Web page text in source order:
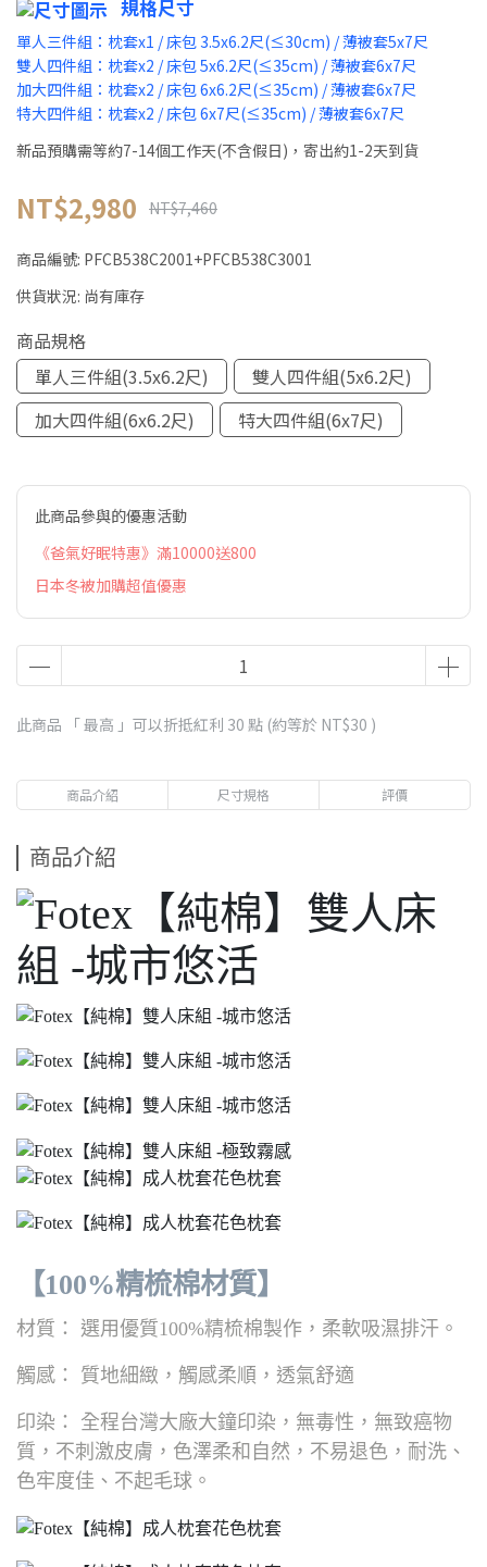
規格尺寸
單人三件組：枕套x1 / 床包 3.5x6.2尺(≤30cm) / 薄被套5x7尺
雙人四件組：枕套x2 / 床包 5x6.2尺(≤35cm) / 薄被套6x7尺
加大四件組：枕套x2 / 床包 6x6.2尺(≤35cm) / 薄被套6x7尺
特大四件組：枕套x2 / 床包 6x7尺(≤35cm) / 薄被套6x7尺
新品預購需等約7-14個工作天(不含假日)，寄出約1-2天到貨
NT$2,980 NT$7,460
商品編號: PFCB538C2001+PFCB538C3001
供貨狀況: 尚有庫存
商品規格
單人三件組(3.5x6.2尺)
雙人四件組(5x6.2尺)
加大四件組(6x6.2尺)
特大四件組(6x7尺)
此商品參與的優惠活動
《爸氣好眠特惠》滿10000送800
日本冬被加購超值優惠
此商品 「 最高 」可以折抵紅利 30 點 (約等於 NT$30 )
商品介紹 尺寸規格 評價
商品介紹
【100%精梳棉材質】
材質： 選用優質100%精梳棉製作，柔軟吸濕排汗。
觸感： 質地細緻，觸感柔順，透氣舒適
印染： 全程台灣大廠大鐘印染，無毒性，無致癌物
質，不刺激皮膚，色澤柔和自然，不易退色，耐洗、
色牢度佳、不起毛球。